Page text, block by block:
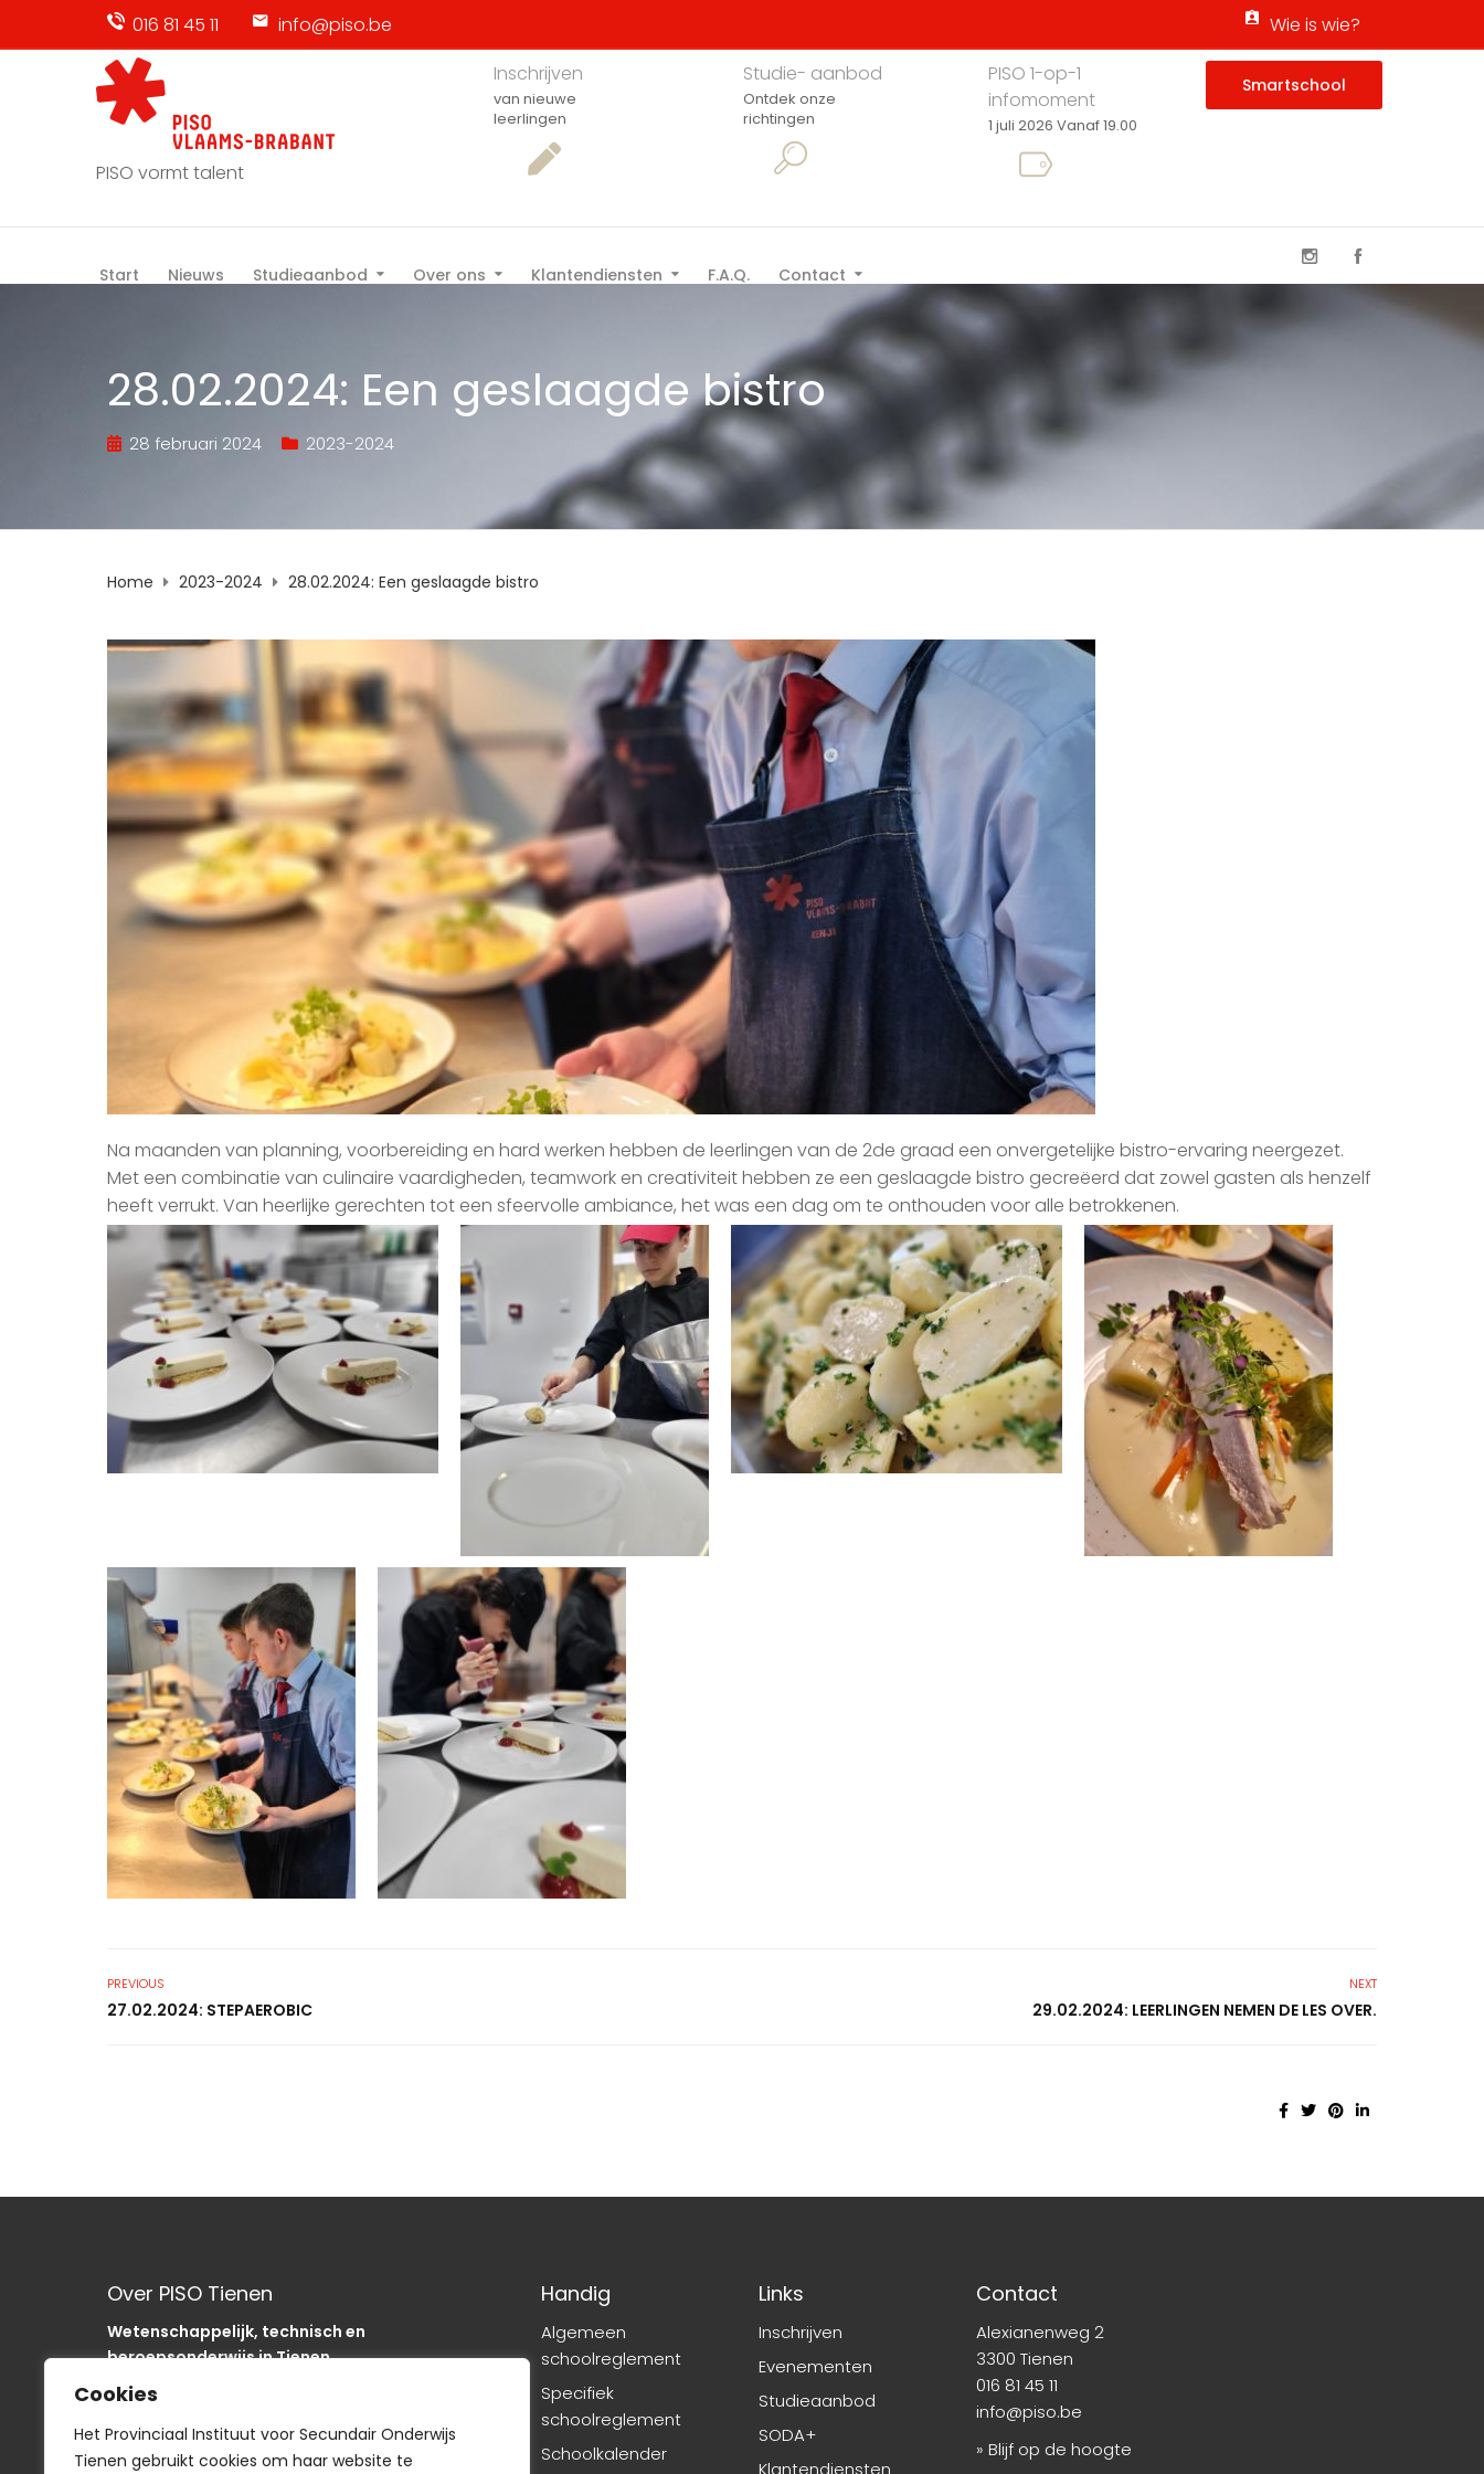
Cookies
Het Provinciaal Instituut voor Secundair Onderwijs
Tienen gebruikt cookies om haar website te
016 81 45 11 info@piso.be Wie is wie?
PISO vormt talent
Inschrijven
van nieuwe
leerlingen
Studie- aanbod
Ontdek onze
richtingen
PISO 1-op-1
infomoment
1 juli 2026 Vanaf 19.00
Smartschool
Start Nieuws Studieaanbod Over ons Klantendiensten F.A.Q. Contact
28.02.2024: Een geslaagde bistro
28 februari 2024 2023-2024
Home 2023-2024 28.02.2024: Een geslaagde bistro
Na maanden van planning, voorbereiding en hard werken hebben de leerlingen van de 2de graad een onvergetelijke bistro-ervaring neergezet.
Met een combinatie van culinaire vaardigheden, teamwork en creativiteit hebben ze een geslaagde bistro gecreëerd dat zowel gasten als henzelf
heeft verrukt. Van heerlijke gerechten tot een sfeervolle ambiance, het was een dag om te onthouden voor alle betrokkenen.
PREVIOUS
27.02.2024: STEPAEROBIC
NEXT
29.02.2024: LEERLINGEN NEMEN DE LES OVER.
Over PISO Tienen
Wetenschappelijk, technisch en
beroepsonderwijs in Tienen.
Onze school is als “SODA“-school uniek in de
regio.
In het PISO zijn we op weg om onze sancties om
te buigen naar acties
Handig
Algemeen
schoolreglement
Specifiek
schoolreglement
Schoolkalender
Links
Inschrijven
Evenementen
Studieaanbod
SODA+
Klantendiensten
Contact
Alexianenweg 2
3300 Tienen
016 81 45 11
info@piso.be
» Blijf op de hoogte